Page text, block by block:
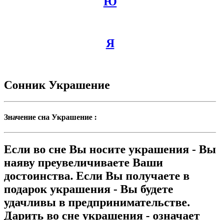
Я
Сонник Украшение
Значение сна Украшение :
Если во сне Вы носите украшения - Вы
наяву преувеличиваете Ваши
достоинства. Если Вы получаете в
подарок украшения - Вы будете
удачливы в предпринимательстве.
Дарить во сне украшения - означает